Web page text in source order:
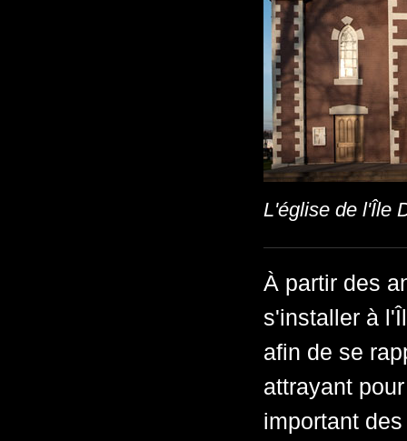
L'église de l'Île
À partir des
s'installer à
afin de se
attrayant
important